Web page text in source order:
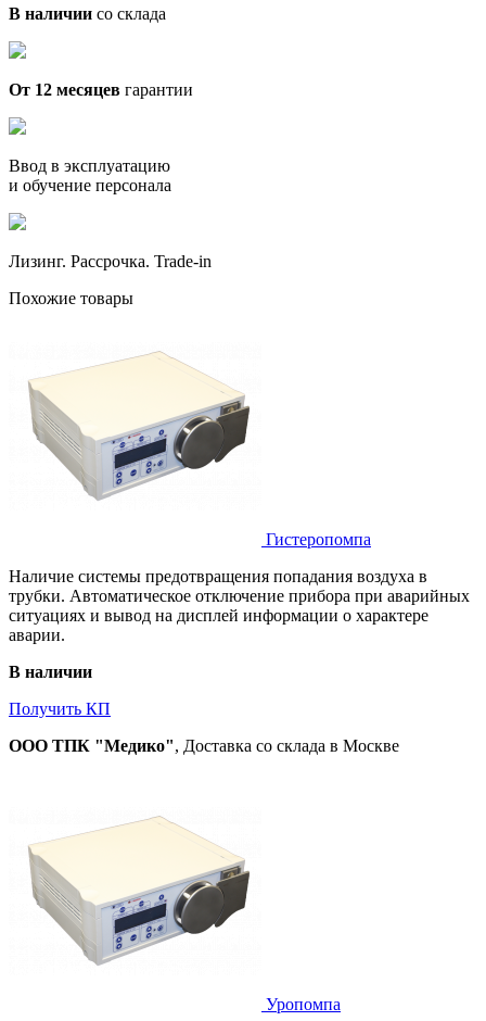
В наличии со склада
От 12 месяцев гарантии
Ввод в эксплуатацию
и обучение персонала
Лизинг. Рассрочка. Trade-in
Похожие товары
Гистеропомпа
Наличие системы предотвращения попадания воздуха в
трубки. Автоматическое отключение прибора при аварийных
ситуациях и вывод на дисплей информации о характере
аварии.
В наличии
Получить КП
ООО ТПК "Медико", Доставка со склада в Москве
Уропомпа